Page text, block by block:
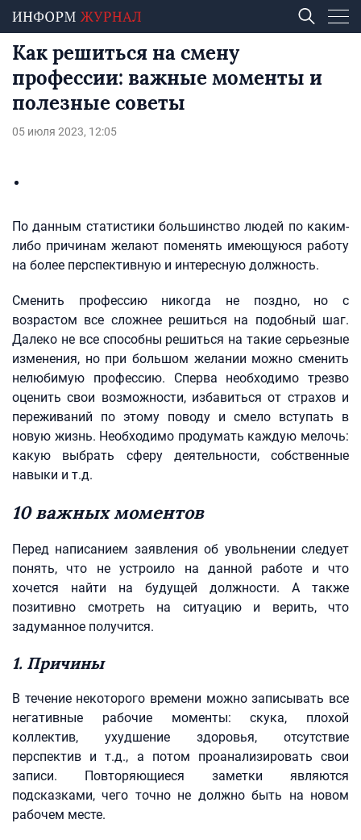
Как решиться на смену
профессии: важные моменты и
полезные советы
05 июля 2023, 12:05
По данным статистики большинство людей по каким-
либо причинам желают поменять имеющуюся работу
на более перспективную и интересную должность.
Сменить профессию никогда не поздно, но с
возрастом все сложнее решиться на подобный шаг.
Далеко не все способны решиться на такие серьезные
изменения, но при большом желании можно сменить
нелюбимую профессию. Сперва необходимо трезво
оценить свои возможности, избавиться от страхов и
переживаний по этому поводу и смело вступать в
новую жизнь. Необходимо продумать каждую мелочь:
какую выбрать сферу деятельности, собственные
навыки и т.д.
10 важных моментов
Перед написанием заявления об увольнении следует
понять, что не устроило на данной работе и что
хочется найти на будущей должности. А также
позитивно смотреть на ситуацию и верить, что
задуманное получится.
1. Причины
В течение некоторого времени можно записывать все
негативные рабочие моменты: скука, плохой
коллектив, ухудшение здоровья, отсутствие
перспектив и т.д., а потом проанализировать свои
записи. Повторяющиеся заметки являются
подсказками, чего точно не должно быть на новом
рабочем месте.